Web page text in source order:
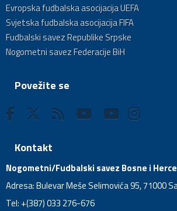
Evropska fudbalska asocijacija UEFA
Svjetska fudbalska asocijacija FIFA
Fudbalski savez Republike Srpske
Nogometni savez Federacije BiH
Povežite se
Kontakt
Nogometni/Fudbalski savez Bosne i
Adresa: Bulevar Meše Selimovića 95, 71000
Tel: +(387) 033 276-676